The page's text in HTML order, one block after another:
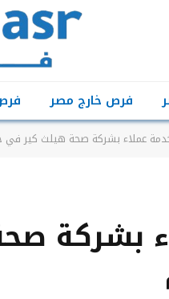
فرص خارج مصر
عملاء بشركة صحة هيلث كير في
بشركة